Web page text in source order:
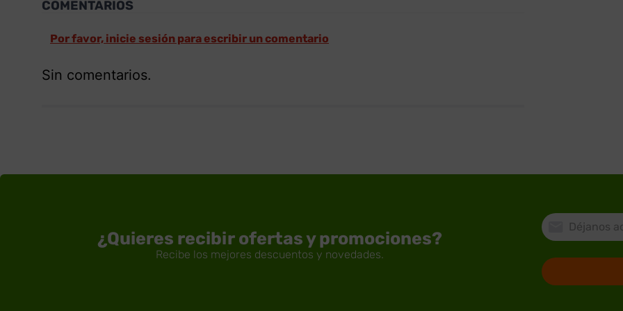
COMENTARIOS
Por favor, inicie sesión para escribir un comentario
Sin comentarios.
¿Quieres recibir ofertas y promociones?